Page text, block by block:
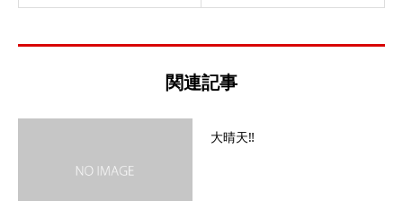
関連記事
大晴天‼